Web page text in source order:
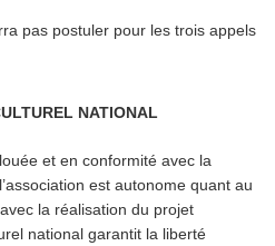
pas postuler pour les trois appels
NATIONAL
et en conformité avec la
est autonome quant au
la réalisation du projet
national garantit la liberté